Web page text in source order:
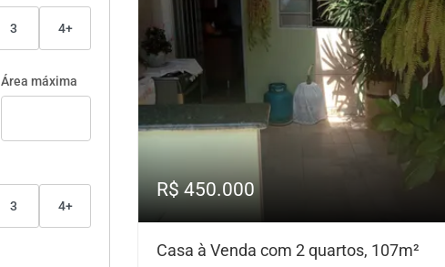
3 4+
Área máxima
3 4+
R$ 450.000
Casa à Venda com 2 quartos, 107m²